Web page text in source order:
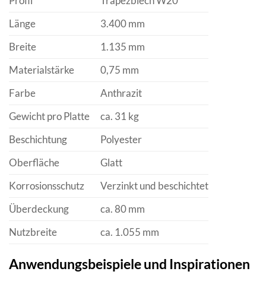
Länge
3.400 mm
Breite
1.135 mm
Materialstärke
0,75 mm
Farbe
Anthrazit
Gewicht pro Platte
ca. 31 kg
Beschichtung
Polyester
Oberfläche
Glatt
Korrosionsschutz
Verzinkt und beschichtet
Überdeckung
ca. 80 mm
Nutzbreite
ca. 1.055 mm
Anwendungsbeispiele und Inspirationen